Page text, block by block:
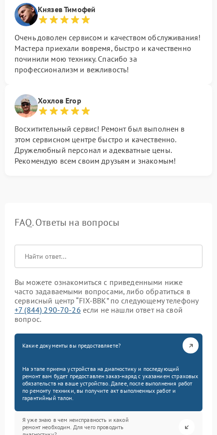
Князев Тимофей
Очень доволен сервисом и качеством обслуживания!
Мастера приехали вовремя, быстро и качественно
починили мою технику. Спасибо за
профессионализм и вежливость!
Хохлов Егор
Восхитительный сервис! Ремонт был выполнен в
этом сервисном центре быстро и качественно.
Дружелюбный персонал и адекватные цены.
Рекомендую всем своим друзьям и знакомым!
FAQ. Ответы на вопросы
Вы можете ознакомиться с приведенными ниже
часто задаваемыми вопросами, либо обратиться в
сервисный центр “FIX-BBK” по следующему телефону
+7 (844) 290-70-26 если не нашли ответ на свой
вопрос.
Какие документы вы предоставляете?
На этапе приема устройства на диагностику и последующий
ремонт вам будет предоставлен заказ-наряд с указанием страховых
обязательств на ваше устройство. Далее, после выполнения работ
по ремонту техники, вы получите акт выполненных работ и
гарантийный талон.
Я уже знаю в чем неисправность и какой
ремонт необходим. Для чего проводить